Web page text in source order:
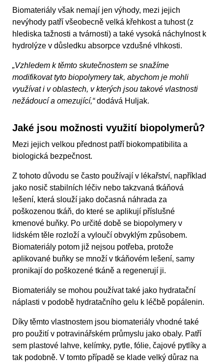
Biomateriály však nemají jen výhody, mezi jejich
nevýhody patří všeobecně velká křehkost a tuhost (z
hlediska tažnosti a tvárnosti) a také vysoká náchylnost k
hydrolýze v důsledku absorpce vzdušné vlhkosti.
„Vzhledem k těmto skutečnostem se snažíme
modifikovat tyto biopolymery tak, abychom je mohli
využívat i v oblastech, v kterých jsou takové vlastnosti
nežádoucí a omezující,“dodává Huljak.
Jaké jsou možnosti využití biopolymerů?
Mezi jejich velkou přednost patří biokompatibilita a
biologická bezpečnost.
Z tohoto důvodu se často používají v lékařství, například
jako nosič stabilních léčiv nebo takzvaná tkáňová
lešení, která slouží jako dočasná náhrada za
poškozenou tkáň, do které se aplikují příslušné
kmenové buňky. Po určité době se biopolymery v
lidském těle rozloží a vyloučí obvyklým způsobem.
Biomateriály potom již nejsou potřeba, protože
aplikované buňky se množí v tkáňovém lešení, samy
pronikají do poškozené tkáně a regenerují ji.
Biomateriály se mohou používat také jako hydratační
náplasti v podobě hydratačního gelu k léčbě popálenin.
Díky těmto vlastnostem jsou biomateriály vhodné také
pro použití v potravinářském průmyslu jako obaly. Patří
sem plastové lahve, kelímky, pytle, fólie, čajové pytlíky a
tak podobně. V tomto případě se klade velký důraz na